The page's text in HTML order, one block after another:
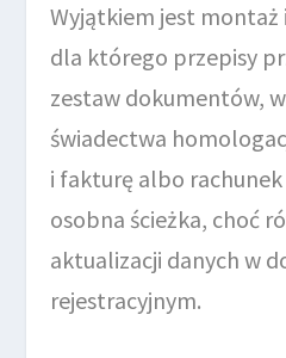
Wyjątkiem jest montaż
dla którego przepisy
zestaw dokumentów,
świadectwa
i fakturę albo
osobna ścieżka, choć
aktualizacji danych w
rejestracyjnym.